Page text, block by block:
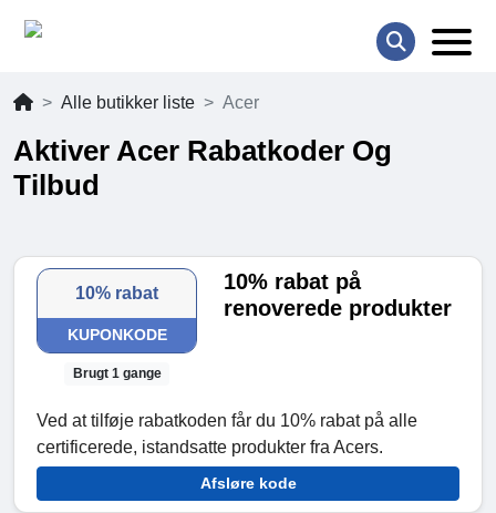
Alle butikker liste Acer
Aktiver Acer Rabatkoder Og
Tilbud
10% rabat
KUPONKODE
Brugt 1 gange
10% rabat på
renoverede produkter
Ved at tilføje rabatkoden får du 10% rabat på alle
certificerede, istandsatte produkter fra Acers.
Afsløre kode